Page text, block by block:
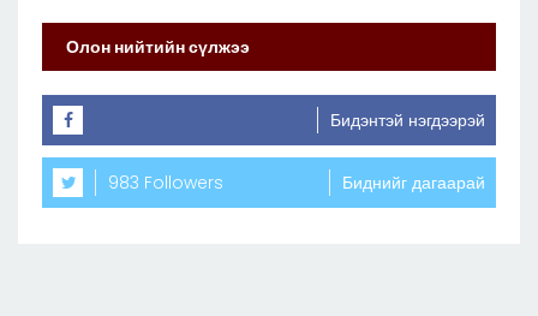
Олон нийтийн сүлжээ
Бидэнтэй нэгдээрэй
983 Followers Биднийг дагаарай